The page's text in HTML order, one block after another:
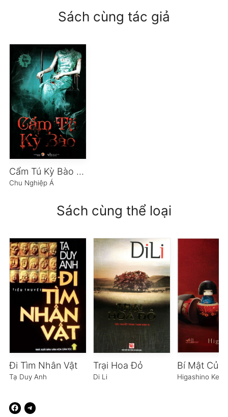
Sách cùng tác giả
Cẩm Tú Kỳ Bào (Tập 1)
Chu Nghiệp Á
Sách cùng thể loại
Đi Tìm Nhân Vật
Tạ Duy Anh
Trại Hoa Đỏ
Di Li Higashino